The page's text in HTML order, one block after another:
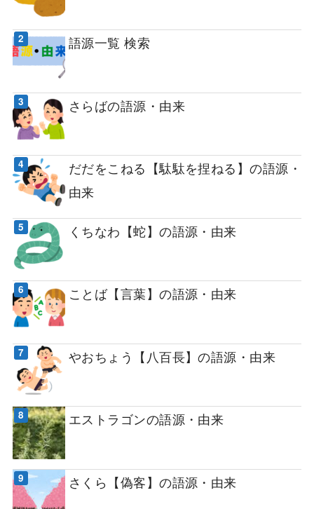
語源一覧 検索
さらばの語源・由来
だだをこねる【駄駄を捏ねる】の語源・
由来
くちなわ【蛇】の語源・由来
ことば【言葉】の語源・由来
やおちょう【八百長】の語源・由来
エストラゴンの語源・由来
さくら【偽客】の語源・由来